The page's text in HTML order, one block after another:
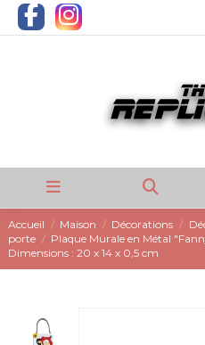
Accueil Maison Décorations
porte
Plaque Murale en Métal
Dimensions : 20 x 14 x 0,5 cm